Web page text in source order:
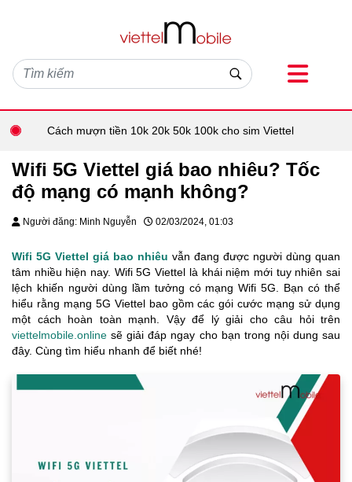
Cách mượn tiền 10k 20k 50k 100k cho sim Viettel
Wifi 5G Viettel giá bao nhiêu? Tốc
độ mạng có mạnh không?
Người đăng: Minh Nguyễn 02/03/2024, 01:03
Wifi 5G Viettel giá bao nhiêu vẫn đang được người dùng quan
tâm nhiều hiện nay. Wifi 5G Viettel là khái niệm mới tuy nhiên sai
lệch khiến người dùng lầm tưởng có mạng Wifi 5G. Bạn có thể
hiểu rằng mạng 5G Viettel bao gồm các gói cước mạng sử dụng
một cách hoàn toàn mạnh. Vậy để lý giải cho câu hỏi trên
viettelmobile.online sẽ giải đáp ngay cho bạn trong nội dung sau
đây. Cùng tìm hiểu nhanh để biết nhé!